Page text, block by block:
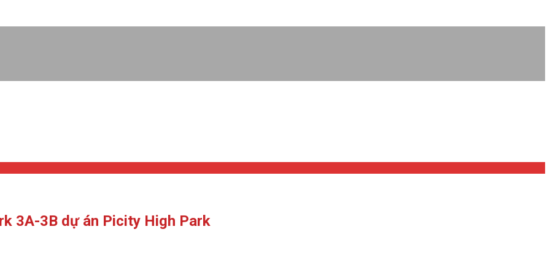
3A-3B dự án Picity High Park